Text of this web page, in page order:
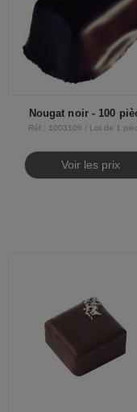
Nougat noir - 100
Réf : 1003106 / Lot de 1
Voir les prix